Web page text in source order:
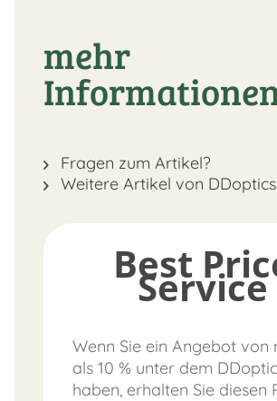
mehr
Fragen zum Artikel?
Weitere Artikel von DDoptics
Best
Service
Wenn Sie ein Angebot von
als 10 % unter dem
haben, erhalten Sie diesen